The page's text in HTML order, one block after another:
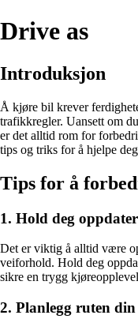
Drive as
Introduksjon
Å kjøre bil krever
trafikkregler. Uansett om
er det alltid rom for
tips og triks for å hjelpe
Tips for å
1. Hold deg
Det er viktig å alltid være
veiforhold. Hold deg
sikre en trygg
2. Planlegg ruten din